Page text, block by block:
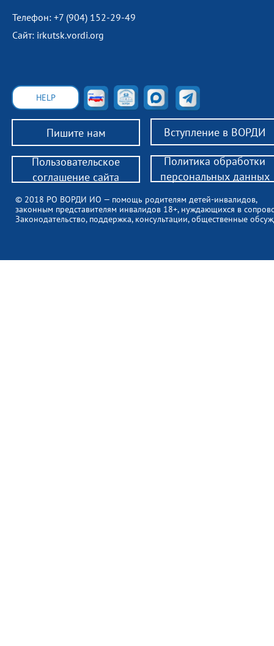
Телефон: +7 (904) 152-29-49
Сайт: irkutsk.vordi.org
Пишите нам Вступление в ВОРДИ
© 2018 РО ВОРДИ ИО — помощь родителям детей-инвалидов,
законным представителям инвалидов 18+, нуждающихся в
Законодательство, поддержка, консультации, общественные
HELP
Пользовательское
соглашение сайта
Политика обработки
персональных данных